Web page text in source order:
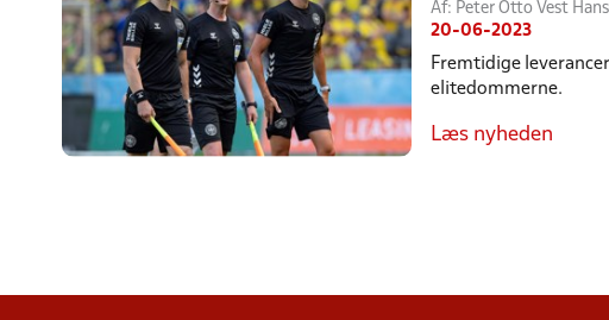
Af: Peter Otto Vest
20-06-2023
Fremtidige
elitedommerne.
Læs nyheden